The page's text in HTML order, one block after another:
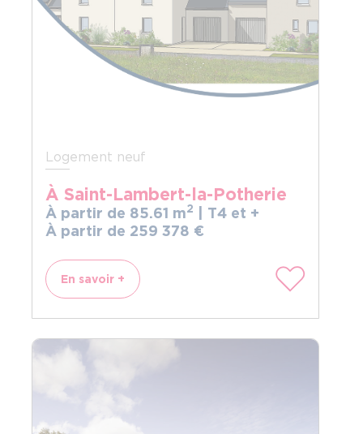
Logement neuf
À Saint-Lambert-la-Potherie
À partir de 85.61 m2
| T4 et +
À partir de 259 378 €
En savoir +